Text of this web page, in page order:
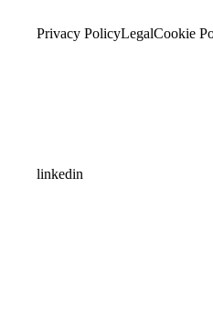
Privacy PolicyLegalCookie
linkedin